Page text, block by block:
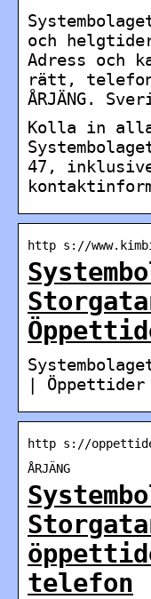
och
Adress och
rätt,
ÅRJÄNG.
Kolla in
47,
http s://
| Öppettider
http s://
ÅRJÄNG
telefon